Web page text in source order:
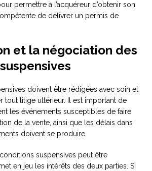
permettre à l’acquéreur d’obtenir son
de délivrer un permis de
et la négociation des
doivent être rédigées avec soin et
tout litige ultérieur. Il est important de
les événements susceptibles de faire
de la vente, ainsi que les délais dans
doivent se produire.
suspensives peut être
en jeu les intérêts des deux parties. Si